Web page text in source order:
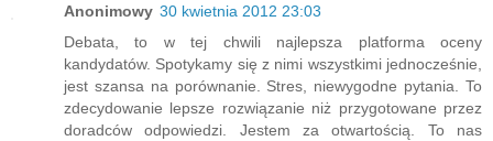
Anonimowy 30 kwietnia 2012 23:03
Debata, to w tej chwili najlepsza platforma oceny
kandydatów. Spotykamy się z nimi wszystkimi jednocześnie,
jest szansa na porównanie. Stres, niewygodne pytania. To
zdecydowanie lepsze rozwiązanie niż przygotowane przez
doradców odpowiedzi. Jestem za otwartością. To nas